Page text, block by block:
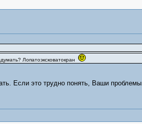
Лопатоэксковатокран
Если это трудно понять, Ваши